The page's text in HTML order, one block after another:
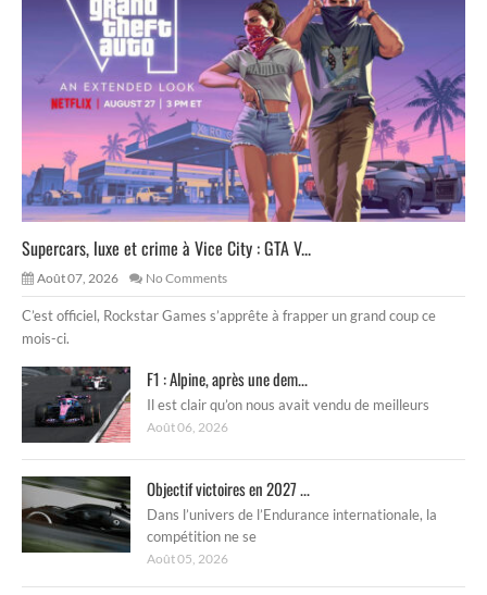
Supercars, luxe et crime à Vice City : GTA V...
Août 07, 2026 No Comments
C’est officiel, Rockstar Games s’apprête à frapper un grand coup ce
mois-ci.
F1 : Alpine, après une dem...
Il est clair qu’on nous avait vendu de meilleurs
Août 06, 2026
Objectif victoires en 2027 ...
Dans l’univers de l’Endurance internationale, la
compétition ne se
Août 05, 2026